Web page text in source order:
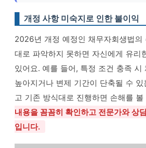
개정 사항 미숙지로 인한 불이익
2026년 개정 예정인 채무자회생법의
대로 파악하지 못하면 자신에게 유리
있어요. 예를 들어, 특정 조건 충족 시
높아지거나 변제 기간이 단축될 수 있
고 기존 방식대로 진행하면 손해를 볼
내용을 꼼꼼히 확인하고 전문가와 상
입니다.